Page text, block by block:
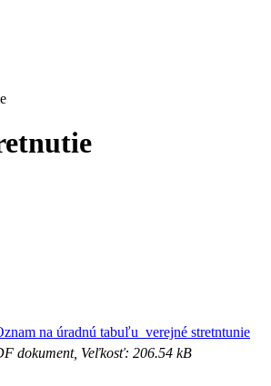
na úradnú tabuľu_verejné stretntunie
dokument, Veľkosť: 206.54 kB